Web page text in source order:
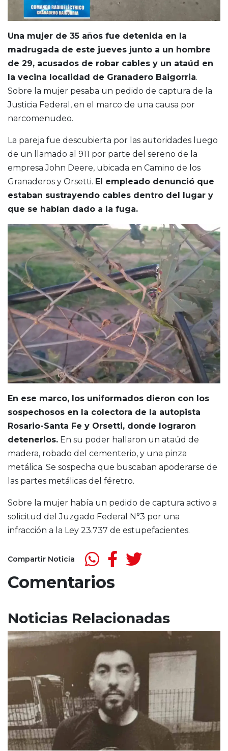
Una mujer de 35 años fue detenida en la
madrugada de este jueves junto a un hombre
de 29, acusados de robar cables y un ataúd en
la vecina localidad de Granadero Baigorria.
Sobre la mujer pesaba un pedido de captura de la
Justicia Federal, en el marco de una causa por
narcomenudeo.
La pareja fue descubierta por las autoridades luego
de un llamado al 911 por parte del sereno de la
empresa John Deere, ubicada en Camino de los
Granaderos y Orsetti. El empleado denunció que
estaban sustrayendo cables dentro del lugar y
que se habían dado a la fuga.
En ese marco, los uniformados dieron con los
sospechosos en la colectora de la autopista
Rosario-Santa Fe y Orsetti, donde lograron
detenerlos. En su poder hallaron un ataúd de
madera, robado del cementerio, y una pinza
metálica. Se sospecha que buscaban apoderarse de
las partes metálicas del féretro.
Sobre la mujer había un pedido de captura activo a
solicitud del Juzgado Federal N°3 por una
infracción a la Ley 23.737 de estupefacientes.
Compartir Noticia
Comentarios
Noticias Relacionadas